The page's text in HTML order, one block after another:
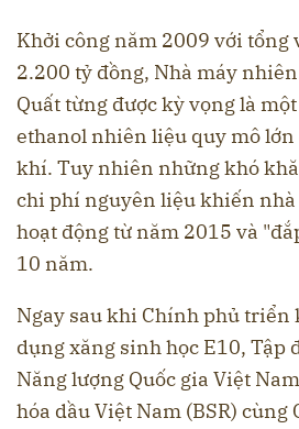
Khởi công năm 2009 với tổng
2.200 tỷ đồng, Nhà máy
Quất từng được kỳ vọng là
ethanol nhiên liệu quy mô lớn
khí. Tuy nhiên những khó
chi phí nguyên liệu khiến
hoạt động từ năm 2015 và
10 năm.
Ngay sau khi Chính phủ
dụng xăng sinh học E10, Tập
Năng lượng Quốc gia Việt
hóa dầu Việt Nam (BSR) cùng